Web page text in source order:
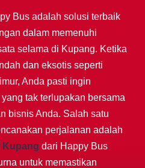
Bus adalah solusi terbaik
dalam memenuhi
selama di Kupang. Ketika
dan eksotis seperti
Anda pasti ingin
tak terlupakan bersama
bisnis Anda. Salah satu
perjalanan adalah
Kupang dari Happy Bus
untuk memastikan